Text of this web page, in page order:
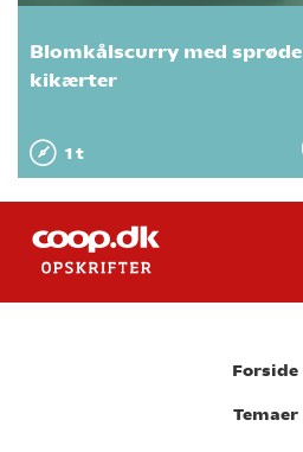
Blomkålscurry med sprøde
kikærter
1 t
Forside
Temaer